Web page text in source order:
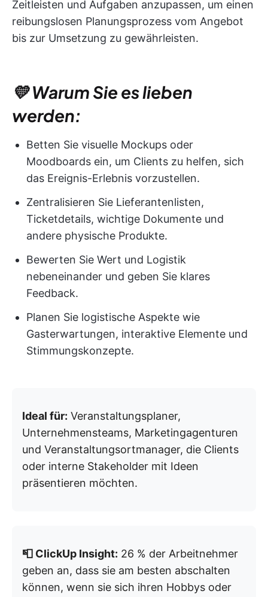
Zeitleisten und Aufgaben anzupassen, um einen
reibungslosen Planungsprozess vom Angebot
bis zur Umsetzung zu gewährleisten.
💛 Warum Sie es lieben
werden:
Betten Sie visuelle Mockups oder
Moodboards ein, um Clients zu helfen, sich
das Ereignis-Erlebnis vorzustellen.
Zentralisieren Sie Lieferantenlisten,
Ticketdetails, wichtige Dokumente und
andere physische Produkte.
Bewerten Sie Wert und Logistik
nebeneinander und geben Sie klares
Feedback.
Planen Sie logistische Aspekte wie
Gasterwartungen, interaktive Elemente und
Stimmungskonzepte.
Ideal für: Veranstaltungsplaner,
Unternehmensteams, Marketingagenturen
und Veranstaltungsortmanager, die Clients
oder interne Stakeholder mit Ideen
präsentieren möchten.
📮 ClickUp Insight: 26 % der Arbeitnehmer
geben an, dass sie am besten abschalten
können, wenn sie sich ihren Hobbys oder